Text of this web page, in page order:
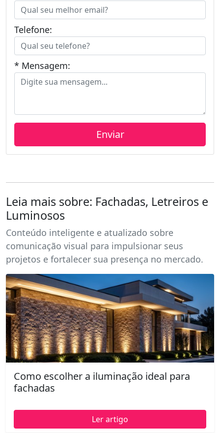
Telefone:
* Mensagem:
Leia mais sobre: Fachadas, Letreiros e
Luminosos
Conteúdo inteligente e atualizado sobre
comunicação visual para impulsionar seus
projetos e fortalecer sua presença no mercado.
Como escolher a iluminação ideal para
fachadas
Ler artigo